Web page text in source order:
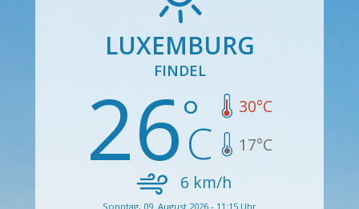
LUXEMBURG
FINDEL
26 30°C
17°C
6 km/h
Sonntag, 09. August 2026 - 11:15 Uhr